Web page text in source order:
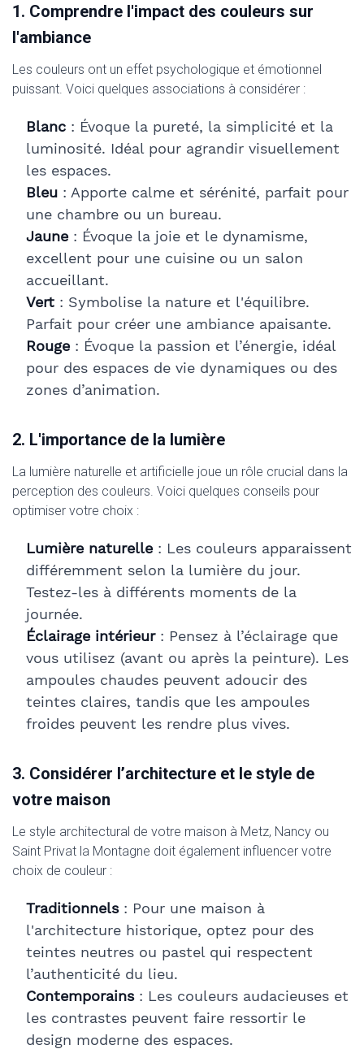
1. Comprendre l'impact des couleurs sur
l'ambiance
Les couleurs ont un effet psychologique et émotionnel
puissant. Voici quelques associations à considérer :
Blanc: Évoque la pureté, la simplicité et la
luminosité. Idéal pour agrandir visuellement
les espaces.
Bleu: Apporte calme et sérénité, parfait pour
une chambre ou un bureau.
Jaune: Évoque la joie et le dynamisme,
excellent pour une cuisine ou un salon
accueillant.
Vert: Symbolise la nature et l'équilibre.
Parfait pour créer une ambiance apaisante.
Rouge: Évoque la passion et l’énergie, idéal
pour des espaces de vie dynamiques ou des
zones d’animation.
2. L'importance de la lumière
La lumière naturelle et artificielle joue un rôle crucial dans la
perception des couleurs. Voici quelques conseils pour
optimiser votre choix :
Lumière naturelle: Les couleurs apparaissent
différemment selon la lumière du jour.
Testez-les à différents moments de la
journée.
Éclairage intérieur: Pensez à l’éclairage que
vous utilisez (avant ou après la peinture). Les
ampoules chaudes peuvent adoucir des
teintes claires, tandis que les ampoules
froides peuvent les rendre plus vives.
3. Considérer l’architecture et le style de
votre maison
Le style architectural de votre maison à Metz, Nancy ou
Saint Privat la Montagne doit également influencer votre
choix de couleur :
Traditionnels: Pour une maison à
l'architecture historique, optez pour des
teintes neutres ou pastel qui respectent
l’authenticité du lieu.
Contemporains: Les couleurs audacieuses et
les contrastes peuvent faire ressortir le
design moderne des espaces.